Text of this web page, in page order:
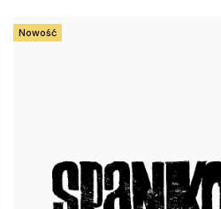
Nowość